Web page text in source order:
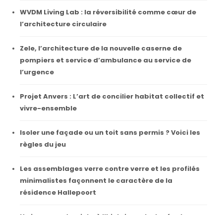
WVDM Living Lab : la réversibilité comme cœur de
l’architecture circulaire
Zele, l’architecture de la nouvelle caserne de
pompiers et service d’ambulance au service de
l’urgence
Projet Anvers : L’art de concilier habitat collectif et
vivre-ensemble
Isoler une façade ou un toit sans permis ? Voici les
règles du jeu
Les assemblages verre contre verre et les profilés
minimalistes façonnent le caractère de la
résidence Hallepoort